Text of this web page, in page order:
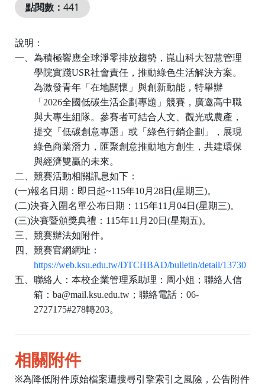
點閱數： 441
說明：
一、為積極響應全球淨零排放趨勢，崑山科大智慧管理
學院實踐USR社會責任，推動綠色生活解決方案。
為激發青年「在地關懷」與創新動能，特舉辦
「 2026全國低碳生活企劃專題」競賽，廣邀高中職
與大專生組隊。參賽者可結合人文、觀光或農產，
提交「低碳創意專題」或「綠色行銷企劃」，展現
綠色商業潛力，匯聚創意推動地方創生，共建環保
與經濟雙贏的未來。
二、競賽活動相關訊息如下：
(一)報名日期：即日起~115年10月 28日 (星期三)。
(二)決賽入圍名單公布日期： 115年11 月 04日 (星期三)。
(三)決賽暨頒獎典禮： 115年11 月 20日 (星期五)。
三、競賽辦法如附件。
四、競賽官網網址：
https://web.ksu.edu.tw/DTCHBAD/bulletin/detail/13730
五、聯絡人：本校企業管理系助理：周小姐；聯絡人信
箱： ba@mail.ksu.edu.tw ；聯絡電話： 06-
2727175#278轉203。
相關附件
※為降低附件原始檔案遭搜尋引擎索引之風險，公告附件